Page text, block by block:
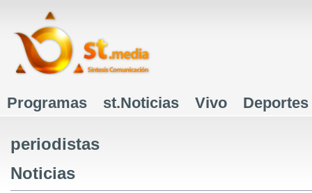
Menú principal
Programas st.Noticias Vivo Deportes
periodistas
Noticias